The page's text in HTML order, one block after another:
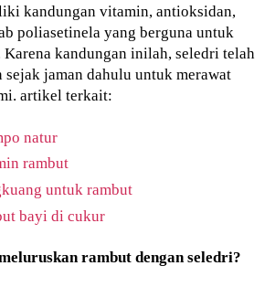
kandungan vitamin, antioksidan,
poliasetinela yang berguna untuk
Karena kandungan inilah, seledri telah
sejak jaman dahulu untuk merawat
artikel terkait:
natur
rambut
untuk rambut
bayi di cukur
rambut dengan seledri?